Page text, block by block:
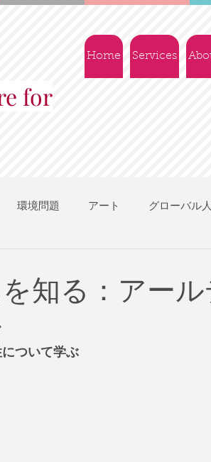
for
Home Services
環境問題 アート グローバル
知る：アー
ついて学ぶ